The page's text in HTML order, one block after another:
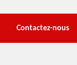
Contactez-nous